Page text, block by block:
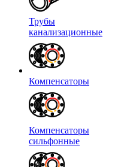
Трубы
канализационные
Компенсаторы
Компенсаторы
сильфонные